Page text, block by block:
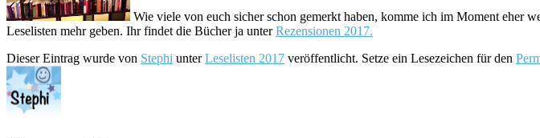
Wie viele von euch sicher schon gemerkt haben, komme ich im Moment eher
Leselisten mehr geben. Ihr findet die Bücher ja unterRezensionen 2017.
Dieser Eintrag wurde von Stephi unterLeselisten 2017 veröffentlicht. Setze ein Lesezeichen für den